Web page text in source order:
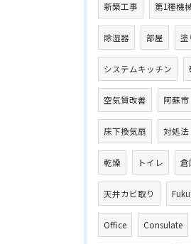
新築工事 第1種機
除湿器 部屋 塗
システムキッチン
空気質改善 阿蘇市
床下換気扇 対処法
乾燥 トイレ 倉
天井カビ取り
Office Consulate